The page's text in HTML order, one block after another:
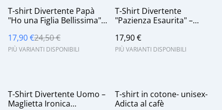
%
T-shirt Divertente Papà
"Ho una Figlia Bellissima"
17,90 €24,50 €
PIÙ VARIANTI DISPONIBILI
T-Shirt Divertente
"Pazienza Esaurita" –
Grafica Indicatore
Carburante- cotone
17,90 €
PIÙ VARIANTI DISPONIBILI
%
T-Shirt Divertente Uomo –
Maglietta Ironica
%
T-shirt in cotone- unisex-
Adicta al cafè